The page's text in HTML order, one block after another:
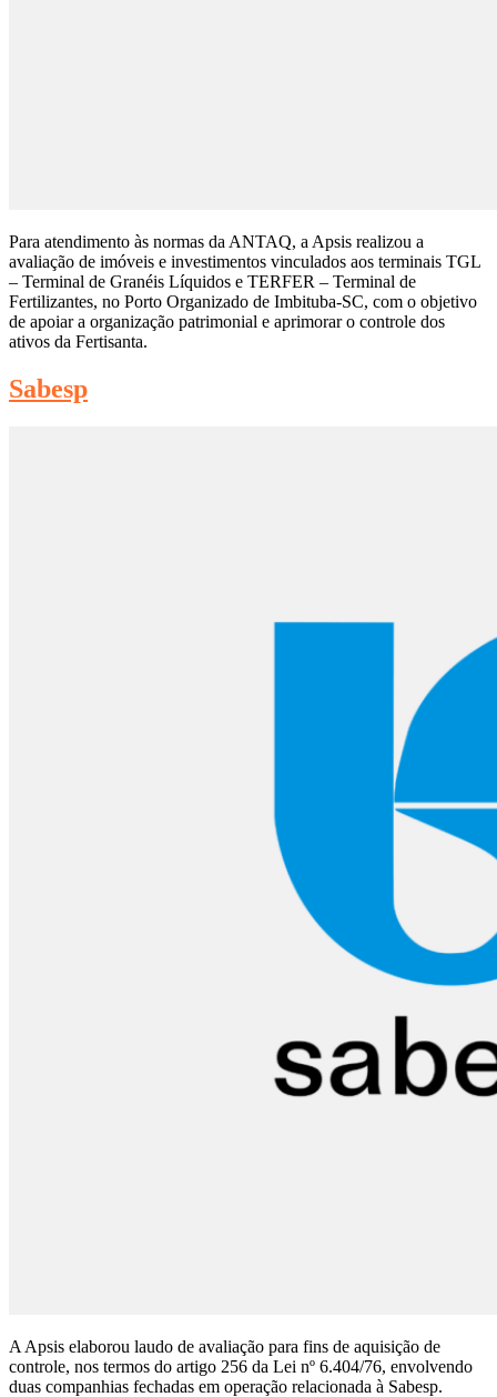
Para atendimento às normas da ANTAQ, a Apsis realizou a
avaliação de imóveis e investimentos vinculados aos terminais TGL
– Terminal de Granéis Líquidos e TERFER – Terminal de
Fertilizantes, no Porto Organizado de Imbituba-SC, com o objetivo
de apoiar a organização patrimonial e aprimorar o controle dos
ativos da Fertisanta.
Sabesp
A Apsis elaborou laudo de avaliação para fins de aquisição de
controle, nos termos do artigo 256 da Lei nº 6.404/76, envolvendo
duas companhias fechadas em operação relacionada à Sabesp.